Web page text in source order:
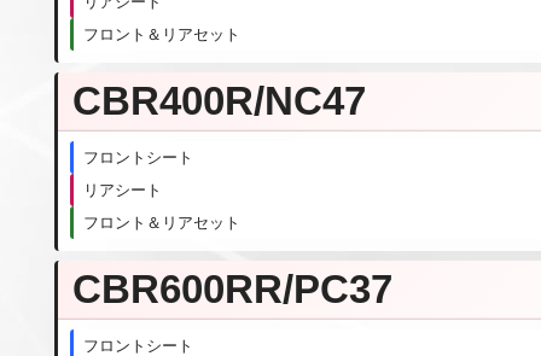
フロント＆リアセット
CBR400R/NC47
フロントシート
リアシート
フロント＆リアセット
CBR600RR/PC37
フロントシート